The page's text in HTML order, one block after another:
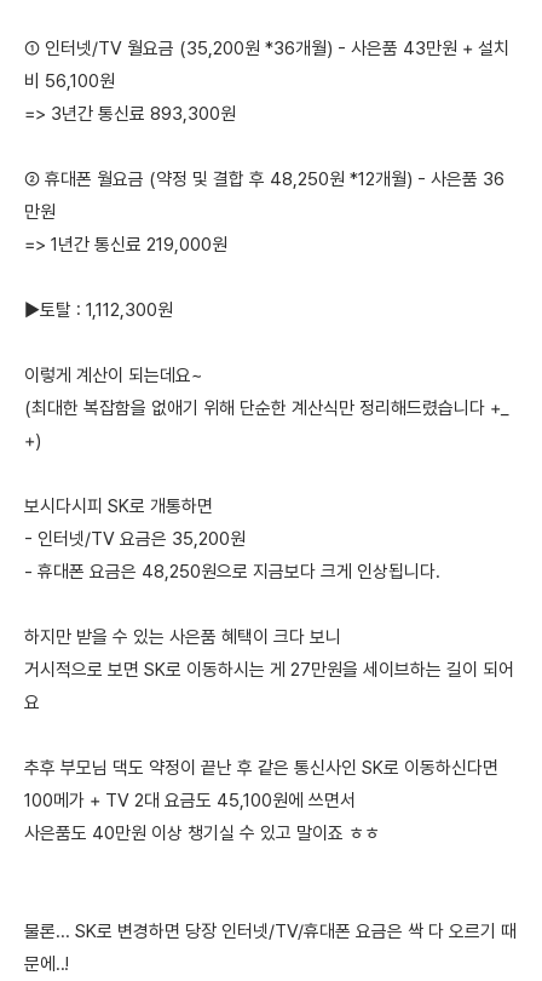
① 인터넷/TV 월요금 (35,200원 *36개월) - 사은품 43만원 + 설치
비 56,100원
=> 3년간 통신료 893,300원
② 휴대폰 월요금 (약정 및 결합 후 48,250원 *12개월) - 사은품 36
만원
=> 1년간 통신료 219,000원
▶️토탈 : 1,112,300원
이렇게 계산이 되는데요~
(최대한 복잡함을 없애기 위해 단순한 계산식만 정리해드렸습니다 +_
+)
보시다시피 SK로 개통하면
- 인터넷/TV 요금은 35,200원
- 휴대폰 요금은 48,250원으로 지금보다 크게 인상됩니다.
하지만 받을 수 있는 사은품 혜택이 크다 보니
거시적으로 보면 SK로 이동하시는 게 27만원을 세이브하는 길이 되어
요
추후 부모님 댁도 약정이 끝난 후 같은 통신사인 SK로 이동하신다면
100메가 + TV 2대 요금도 45,100원에 쓰면서
사은품도 40만원 이상 챙기실 수 있고 말이죠 ㅎㅎ
물론... SK로 변경하면 당장 인터넷/TV/휴대폰 요금은 싹 다 오르기 때
문에..!